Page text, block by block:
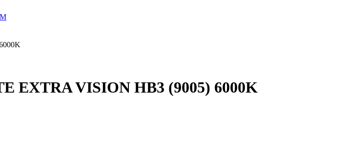
EXTRA VISION HB3 (9005) 6000K